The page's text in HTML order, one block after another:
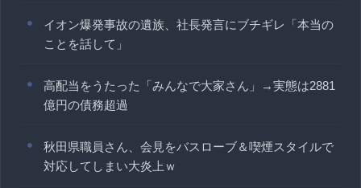
イオン爆発事故の遺族、社長発言にブチギレ「本当の
ことを話して」
高配当をうたった「みんなで大家さん」→実態は2881
億円の債務超過
秋田県職員さん、会見をバスローブ＆喫煙スタイルで
対応してしまい大炎上ｗ